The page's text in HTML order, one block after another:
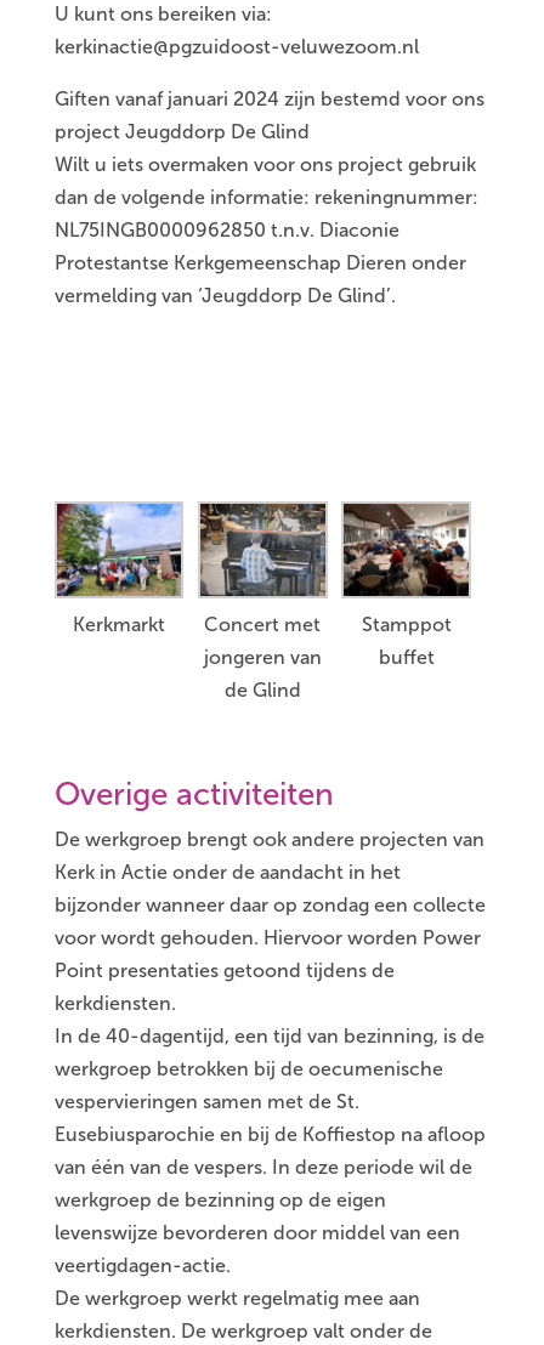
U kunt ons bereiken via:
kerkinactie@pgzuidoost-veluwezoom.nl
Giften vanaf januari 2024 zijn bestemd voor ons
project Jeugddorp De Glind
Wilt u iets overmaken voor ons project gebruik
dan de volgende informatie: rekeningnummer:
NL75INGB0000962850 t.n.v. Diaconie
Protestantse Kerkgemeenschap Dieren onder
vermelding van ‘Jeugddorp De Glind’.
Kerkmarkt
Concert met
jongeren van
de Glind
Stamppot
buffet
Overige activiteiten
De werkgroep brengt ook andere projecten van
Kerk in Actie onder de aandacht in het
bijzonder wanneer daar op zondag een collecte
voor wordt gehouden. Hiervoor worden Power
Point presentaties getoond tijdens de
kerkdiensten.
In de 40-dagentijd, een tijd van bezinning, is de
werkgroep betrokken bij de oecumenische
vespervieringen samen met de St.
Eusebiusparochie en bij de Koffiestop na afloop
van één van de vespers. In deze periode wil de
werkgroep de bezinning op de eigen
levenswijze bevorderen door middel van een
veertigdagen-actie.
De werkgroep werkt regelmatig mee aan
kerkdiensten. De werkgroep valt onder de